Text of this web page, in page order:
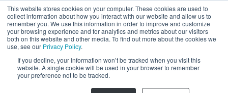
This website stores cookies on your computer. These cookies are used to
collect information about how you interact with our website and allow us to
remember you. We use this information in order to improve and customize
your browsing experience and for analytics and metrics about our visitors
both on this website and other media. To find out more about the cookies we
use, see our Privacy Policy.
If you decline, your information won’t be tracked when you visit this
website. A single cookie will be used in your browser to remember
your preference not to be tracked.